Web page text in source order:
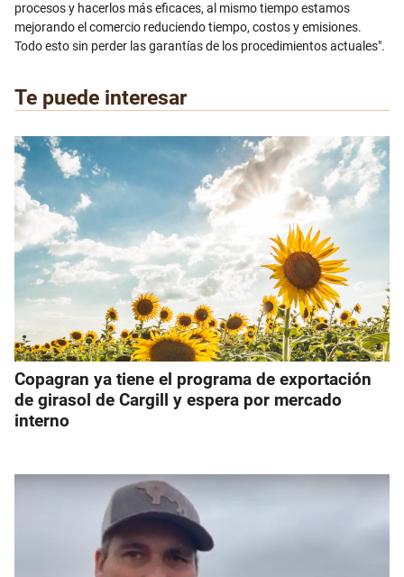
procesos y hacerlos más eficaces, al mismo tiempo estamos
mejorando el comercio reduciendo tiempo, costos y emisiones.
Todo esto sin perder las garantías de los procedimientos actuales".
Te puede interesar
Copagran ya tiene el programa de exportación
de girasol de Cargill y espera por mercado
interno